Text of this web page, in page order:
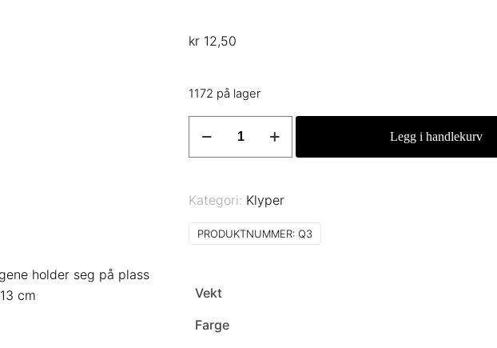
holder seg på plass
cm
kr 12,50
1172 på lager
Q3
Børstet
Legg i handlekurv
Kategori: Klyper
PRODUKTNUMMER: Q3
Vekt
Farge